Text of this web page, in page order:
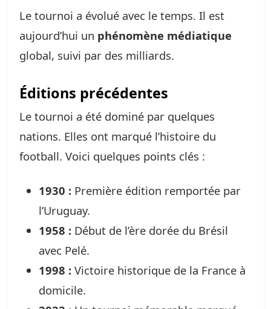
Le tournoi a évolué avec le temps. Il est
aujourd’hui un phénomène médiatique
global, suivi par des milliards.
Éditions précédentes
Le tournoi a été dominé par quelques
nations. Elles ont marqué l’histoire du
football. Voici quelques points clés :
1930 : Première édition remportée par
l’Uruguay.
1958 : Début de l’ère dorée du Brésil
avec Pelé.
1998 : Victoire historique de la France à
domicile.